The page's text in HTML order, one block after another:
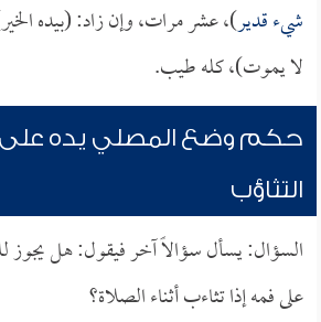
شيء قدير)، عشر مرات، وإن زاد: (بيده
لا يموت)، كله طيب.
حكم وضع المصلي يده على
التثاؤب
السؤال: يسأل سؤالاً آخر فيقول: هل يجوز
على فمه إذا تثاءب أثناء الصلاة؟